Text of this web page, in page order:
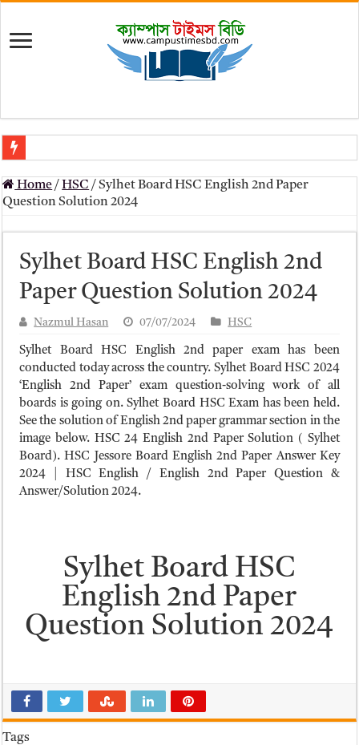
মৎস্য অধিদপ্তর (dof) নিয়োগ বিজ্ঞপ্তি ২০২৬
প্রাথমিক সহকারী শিক্ষক নিয়োগ পরীক্ষার চূড়ান্ত ফলাফল 2026 – Dpe gov bd
Primary Assistant Teacher Result 2026 | dpe.gov.bd result
primary viva result 2026 pdf download – dpe viva result
www dpe gov bd result 2026 pdf
ময়মনসিংহ বোর্ড এইচএসসি রেজাল্ট ২০২৫ – HSC Result 2025 Mymensingh
দিনাজপুর বোর্ড এইচএসসি রেজাল্ট ২০২৫ – HSC Result 2025 Dinajpur Board
সিলেট বোর্ড এইচএসসি রেজাল্ট ২০২৫ – HSC Result 2025 Sylhet Board
Home / HSC / Sylhet Board HSC English 2nd Paper
Question Solution 2024
Sylhet Board HSC English 2nd
Paper Question Solution 2024
Nazmul Hasan 07/07/2024 HSC
Sylhet Board HSC English 2nd paper exam has been
conducted today across the country. Sylhet Board HSC 2024
‘English 2nd Paper’ exam question-solving work of all
boards is going on. Sylhet Board HSC Exam has been held.
See the solution of English 2nd paper grammar section in the
image below. HSC 24 English 2nd Paper Solution ( Sylhet
Board). HSC Jessore Board English 2nd Paper Answer Key
2024 | HSC English / English 2nd Paper Question &
Answer/Solution 2024.
Sylhet Board HSC
English 2nd Paper
Question Solution 2024
Tags